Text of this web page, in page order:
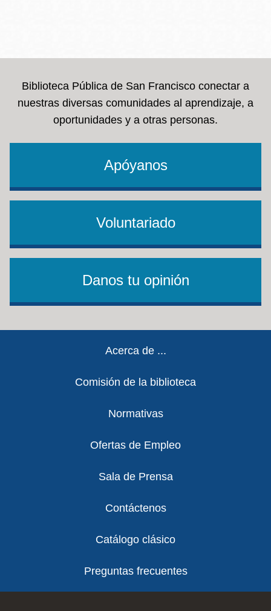
Biblioteca Pública de San Francisco conectar a
nuestras diversas comunidades al aprendizaje, a
oportunidades y a otras personas.
Apóyanos
Voluntariado
Danos tu opinión
Acerca de ...
Comisión de la biblioteca
Normativas
Ofertas de Empleo
Sala de Prensa
Contáctenos
Catálogo clásico
Preguntas frecuentes